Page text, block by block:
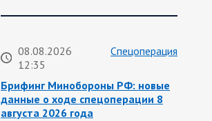
08.08.2026
12:35
Спецоперация
Брифинг Минобороны РФ: новые
данные о ходе спецоперации 8
августа 2026 года